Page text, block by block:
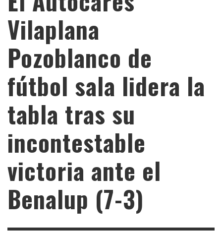
Vilaplana
Pozoblanco de
fútbol sala lidera la
tabla tras su
incontestable
victoria ante el
Benalup (7-3)